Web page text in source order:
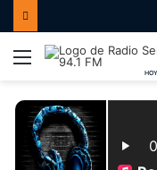
Menú